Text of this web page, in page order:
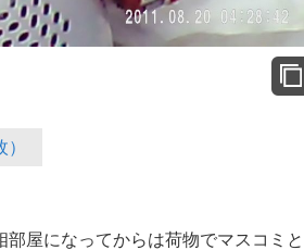
屋になってからは荷物でマスコミと